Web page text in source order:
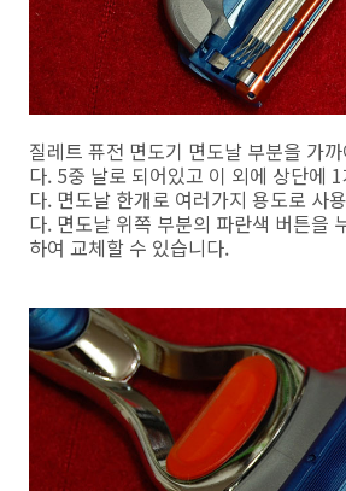
질레트 퓨전 면도기 면도날 부분을 가
다. 5중 날로 되어있고 이 외에 상단에
다. 면도날 한개로 여러가지 용도로 사
다. 면도날 위쪽 부분의 파란색 버튼을
하여 교체할 수 있습니다.